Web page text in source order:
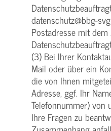
datenschutz@bbg-
Postadresse mit dem
(3) Bei Ihrer
Mail oder über ein
die von Ihnen
Adresse, ggf. Ihr
Telefonnummer) von
Ihre Fragen zu